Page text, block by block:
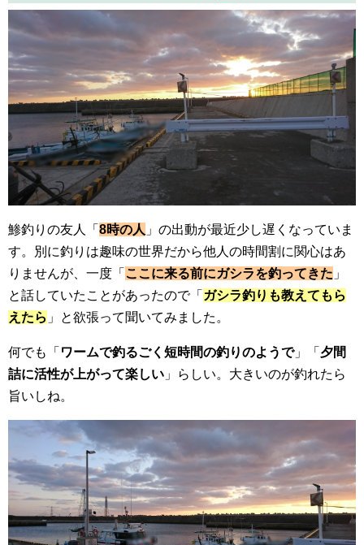
鯵釣りの友人「 8時の人 」の出動が最近少し遅くなっていま
す。別に釣りは趣味の世界だから他人の時間割に関心はあ
りませんが、一度「 ここに来る前にガシラを釣ってきた 」
と話していたことがあったので「 ガシラ釣りも教えてもら
えたら 」と欲張って聞いてみました。
何でも「 ワームで釣るごく短時間の釣りのようで」「 夕間
詰に活性が上がって楽しい 」らしい。大きいのが釣れたら
旨いしね。